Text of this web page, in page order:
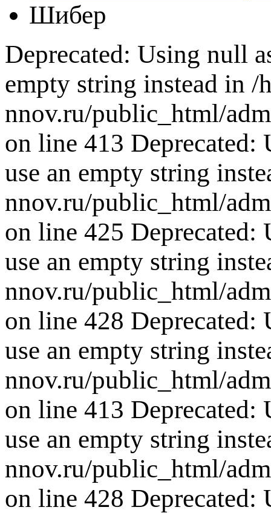
Шибер
Deprecated: Using null
empty string instead in /
nnov.ru/public_html/
on line 413 Deprecated:
use an empty string
nnov.ru/public_html/
on line 425 Deprecated:
use an empty string
nnov.ru/public_html/
on line 428 Deprecated:
use an empty string
nnov.ru/public_html/
on line 413 Deprecated:
use an empty string
nnov.ru/public_html/
on line 428 Deprecated: